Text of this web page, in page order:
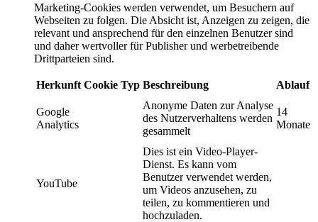
Marketing-Cookies werden verwendet, um Besuchern auf
Webseiten zu folgen. Die Absicht ist, Anzeigen zu zeigen, die
relevant und ansprechend für den einzelnen Benutzer sind
und daher wertvoller für Publisher und werbetreibende
Drittparteien sind.
Herkunft Cookie Typ Beschreibung Ablauf
Google
Analytics
Anonyme Daten zur Analyse
des Nutzerverhaltens werden
gesammelt
14
Monate
YouTube
Dies ist ein Video-Player-
Dienst. Es kann vom
Benutzer verwendet werden,
um Videos anzusehen, zu
teilen, zu kommentieren und
hochzuladen.